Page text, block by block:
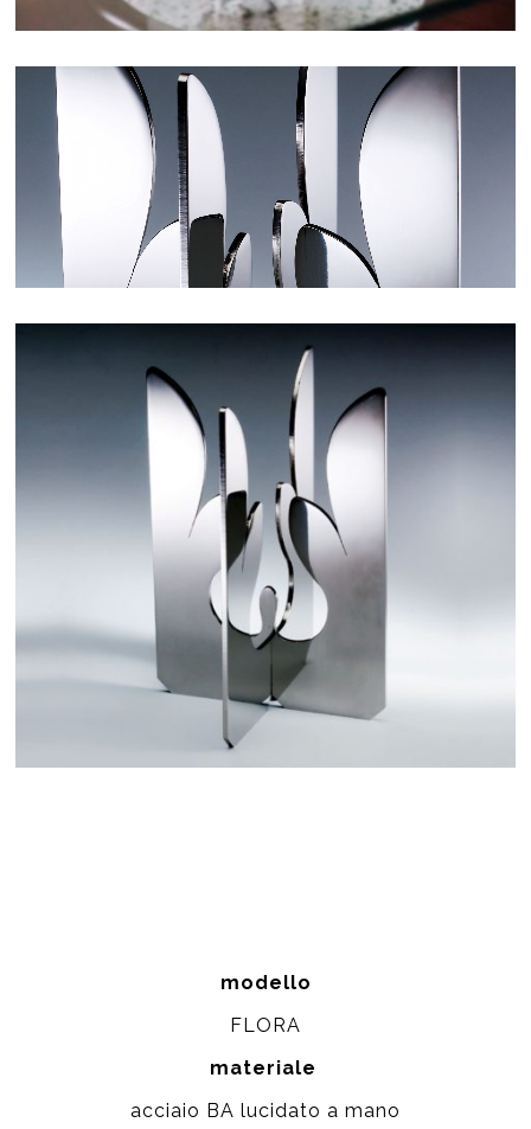
modello
FLORA
materiale
acciaio BA lucidato a mano